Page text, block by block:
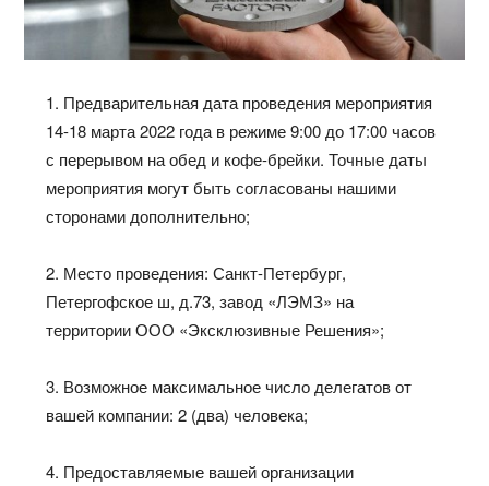
1. Предварительная дата проведения мероприятия
14-18 марта 2022 года в режиме 9:00 до 17:00 часов
с перерывом на обед и кофе-брейки. Точные даты
мероприятия могут быть согласованы нашими
сторонами дополнительно;
2. Место проведения: Санкт-Петербург,
Петергофское ш, д.73, завод «ЛЭМЗ» на
территории ООО «Эксклюзивные Решения»;
3. Возможное максимальное число делегатов от
вашей компании: 2 (два) человека;
4. Предоставляемые вашей организации